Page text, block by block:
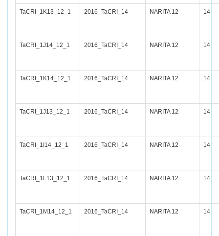
TaCRI_1K13_12_1 2016_TaCRI_14 NARITA 12 14
TaCRI_1J14_12_1 2016_TaCRI_14 NARITA 12 14
TaCRI_1K14_12_1 2016_TaCRI_14 NARITA 12 14
TaCRI_1J13_12_1 2016_TaCRI_14 NARITA 12 14
TaCRI_1I14_12_1 2016_TaCRI_14 NARITA 12 14
TaCRI_1L13_12_1 2016_TaCRI_14 NARITA 12 14
TaCRI_1M14_12_1 2016_TaCRI_14 NARITA 12 14